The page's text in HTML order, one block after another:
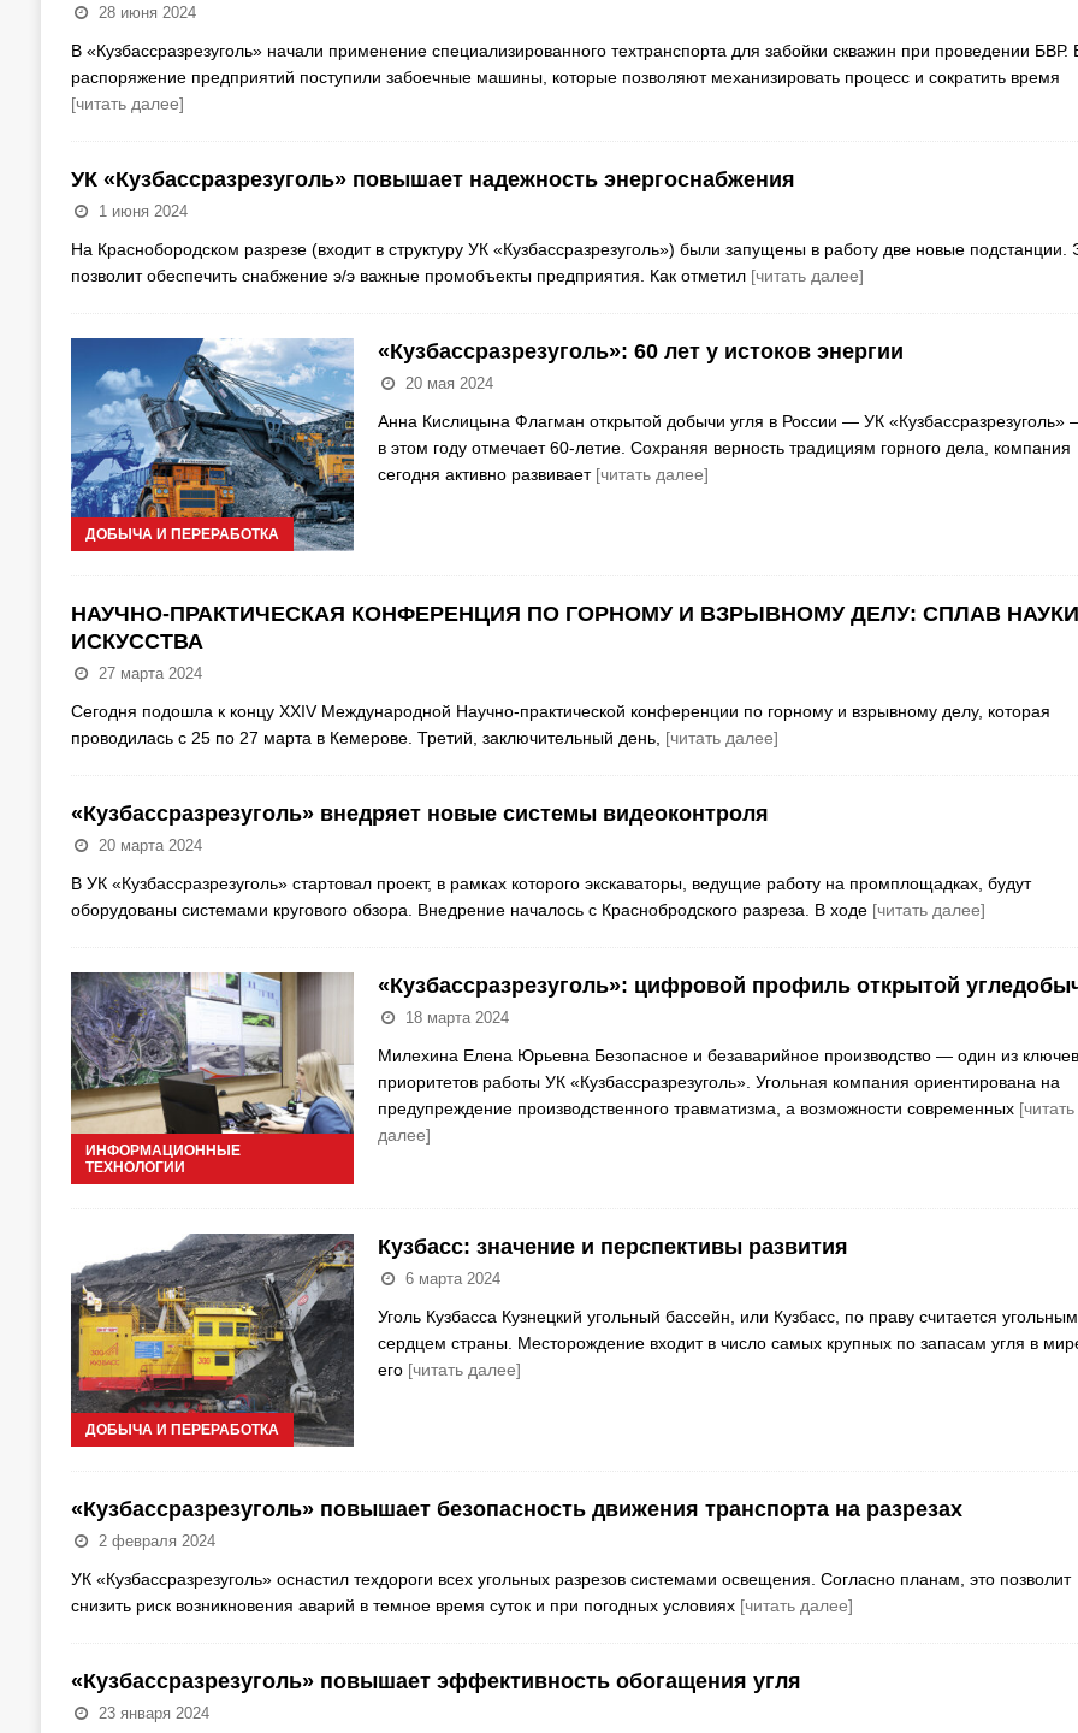
28 июня 2024
В «Кузбассразрезуголь» начали применение специализированного техтранспорта для забойки скважин при проведении БВР.
распоряжение предприятий поступили забоечные машины, которые позволяют механизировать процесс и сократить время
[читать далее]
УК «Кузбассразрезуголь» повышает надежность энергоснабжения
1 июня 2024
На Краснобородском разрезе (входит в структуру УК «Кузбассразрезуголь») были запущены в работу две новые подстанции.
позволит обеспечить снабжение э/э важные промобъекты предприятия. Как отметил [читать далее]
ДОБЫЧА И ПЕРЕРАБОТКА
«Кузбассразрезуголь»: 60 лет у истоков энергии
20 мая 2024
Анна Кислицына Флагман открытой добычи угля в России — УК «Кузбассразрезуголь»
в этом году отмечает 60-летие. Сохраняя верность традициям горного дела, компания
сегодня активно развивает [читать далее]
НАУЧНО-ПРАКТИЧЕСКАЯ КОНФЕРЕНЦИЯ ПО ГОРНОМУ И ВЗРЫВНОМУ ДЕЛУ: СПЛАВ
ИСКУССТВА
27 марта 2024
Сегодня подошла к концу XХIV Международной Научно-практической конференции по горному и взрывному делу, которая
проводилась с 25 по 27 марта в Кемерове. Третий, заключительный день, [читать далее]
«Кузбассразрезуголь» внедряет новые системы видеоконтроля
20 марта 2024
В УК «Кузбассразрезуголь» стартовал проект, в рамках которого экскаваторы, ведущие работу на промплощадках, будут
оборудованы системами кругового обзора. Внедрение началось с Краснобродского разреза. В ходе [читать далее]
ИНФОРМАЦИОННЫЕ
ТЕХНОЛОГИИ
«Кузбассразрезуголь»: цифровой профиль открытой
18 марта 2024
Милехина Елена Юрьевна Безопасное и безаварийное производство — один из
приоритетов работы УК «Кузбассразрезуголь». Угольная компания ориентирована на
предупреждение производственного травматизма, а возможности современных [читать
далее]
ДОБЫЧА И ПЕРЕРАБОТКА
Кузбасс: значение и перспективы развития
6 марта 2024
Уголь Кузбасса Кузнецкий угольный бассейн, или Кузбасс, по праву считается угольным
сердцем страны. Месторождение входит в число самых крупных по запасам угля в
его [читать далее]
«Кузбассразрезуголь» повышает безопасность движения транспорта на разрезах
2 февраля 2024
УК «Кузбассразрезуголь» оснастил техдороги всех угольных разрезов системами освещения. Согласно планам, это позволит
снизить риск возникновения аварий в темное время суток и при погодных условиях [читать далее]
«Кузбассразрезуголь» повышает эффективность обогащения угля
23 января 2024